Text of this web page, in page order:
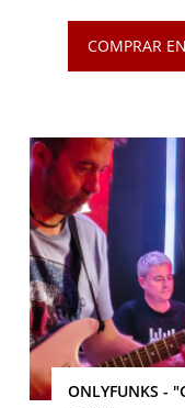
COMPRAR
ONLYFUNKS -